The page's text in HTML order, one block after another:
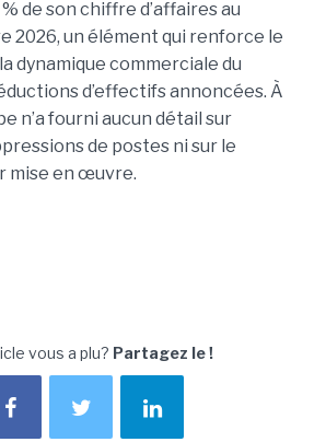
de son chiffre d’affaires au
2026, un élément qui renforce le
dynamique commerciale du
d’effectifs annoncées. À
n’a fourni aucun détail sur
de postes ni sur le
mise en œuvre.
vous a plu? Partagez le !